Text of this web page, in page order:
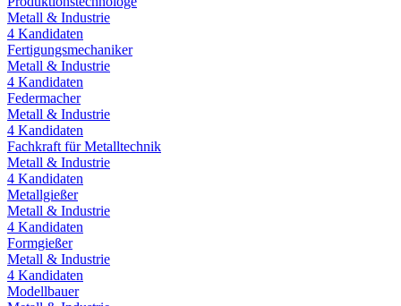
Metall & Industrie
4 Kandidaten
Fertigungsmechaniker
Metall & Industrie
4 Kandidaten
Federmacher
Metall & Industrie
4 Kandidaten
Fachkraft für Metalltechnik
Metall & Industrie
4 Kandidaten
Metallgießer
Metall & Industrie
4 Kandidaten
Formgießer
Metall & Industrie
4 Kandidaten
Modellbauer